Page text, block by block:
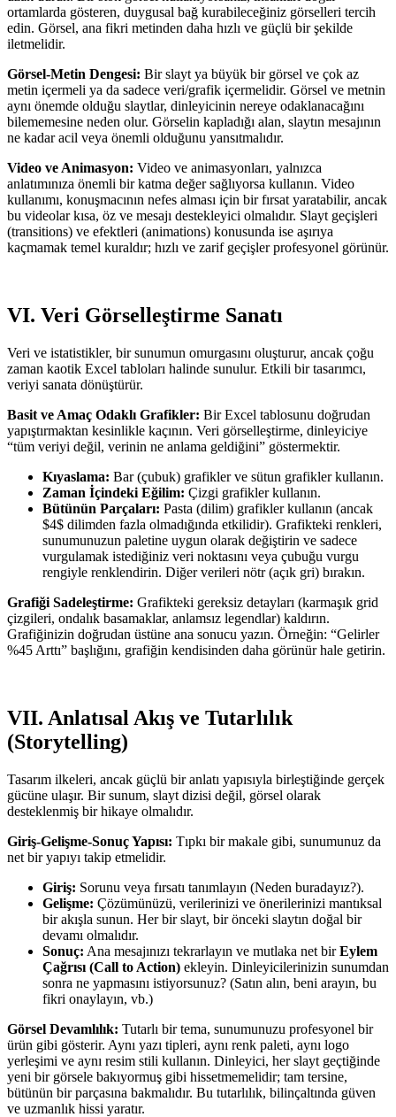
ortamlarda gösteren, duygusal bağ kurabileceğiniz görselleri tercih
edin. Görsel, ana fikri metinden daha hızlı ve güçlü bir şekilde
iletmelidir.
Görsel-Metin Dengesi: Bir slayt ya büyük bir görsel ve çok az
metin içermeli ya da sadece veri/grafik içermelidir. Görsel ve metnin
aynı önemde olduğu slaytlar, dinleyicinin nereye odaklanacağını
bilememesine neden olur. Görselin kapladığı alan, slaytın mesajının
ne kadar acil veya önemli olduğunu yansıtmalıdır.
Video ve Animasyon: Video ve animasyonları, yalnızca
anlatımınıza önemli bir katma değer sağlıyorsa kullanın. Video
kullanımı, konuşmacının nefes alması için bir fırsat yaratabilir, ancak
bu videolar kısa, öz ve mesajı destekleyici olmalıdır. Slayt geçişleri
(transitions) ve efektleri (animations) konusunda ise aşırıya
kaçmamak temel kuraldır; hızlı ve zarif geçişler profesyonel görünür.
VI. Veri Görselleştirme Sanatı
Veri ve istatistikler, bir sunumun omurgasını oluşturur, ancak çoğu
zaman kaotik Excel tabloları halinde sunulur. Etkili bir tasarımcı,
veriyi sanata dönüştürür.
Basit ve Amaç Odaklı Grafikler: Bir Excel tablosunu doğrudan
yapıştırmaktan kesinlikle kaçının. Veri görselleştirme, dinleyiciye
“tüm veriyi değil, verinin ne anlama geldiğini” göstermektir.
Kıyaslama: Bar (çubuk) grafikler ve sütun grafikler kullanın.
Zaman İçindeki Eğilim: Çizgi grafikler kullanın.
Bütünün Parçaları: Pasta (dilim) grafikler kullanın (ancak
$4$ dilimden fazla olmadığında etkilidir). Grafikteki renkleri,
sunumunuzun paletine uygun olarak değiştirin ve sadece
vurgulamak istediğiniz veri noktasını veya çubuğu vurgu
rengiyle renklendirin. Diğer verileri nötr (açık gri) bırakın.
Grafiği Sadeleştirme: Grafikteki gereksiz detayları (karmaşık grid
çizgileri, ondalık basamaklar, anlamsız legendlar) kaldırın.
Grafiğinizin doğrudan üstüne ana sonucu yazın. Örneğin: “Gelirler
%45 Arttı” başlığını, grafiğin kendisinden daha görünür hale getirin.
VII. Anlatısal Akış ve Tutarlılık
(Storytelling)
Tasarım ilkeleri, ancak güçlü bir anlatı yapısıyla birleştiğinde gerçek
gücüne ulaşır. Bir sunum, slayt dizisi değil, görsel olarak
desteklenmiş bir hikaye olmalıdır.
Giriş-Gelişme-Sonuç Yapısı: Tıpkı bir makale gibi, sunumunuz da
net bir yapıyı takip etmelidir.
Giriş: Sorunu veya fırsatı tanımlayın (Neden buradayız?).
Gelişme: Çözümünüzü, verilerinizi ve önerilerinizi mantıksal
bir akışla sunun. Her bir slayt, bir önceki slaytın doğal bir
devamı olmalıdır.
Sonuç: Ana mesajınızı tekrarlayın ve mutlaka net birEylem
Çağrısı (Call to Action) ekleyin. Dinleyicilerinizin sunumdan
sonra ne yapmasını istiyorsunuz? (Satın alın, beni arayın, bu
fikri onaylayın, vb.)
Görsel Devamlılık: Tutarlı bir tema, sunumunuzu profesyonel bir
ürün gibi gösterir. Aynı yazı tipleri, aynı renk paleti, aynı logo
yerleşimi ve aynı resim stili kullanın. Dinleyici, her slayt geçtiğinde
yeni bir görsele bakıyormuş gibi hissetmemelidir; tam tersine,
bütünün bir parçasına bakmalıdır. Bu tutarlılık, bilinçaltında güven
ve uzmanlık hissi yaratır.